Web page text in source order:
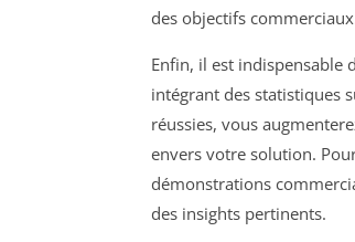
des objectifs
Enfin, il est indispensable
intégrant des statistiques
réussies, vous
envers votre solution.
démonstrations
des insights pertinents.